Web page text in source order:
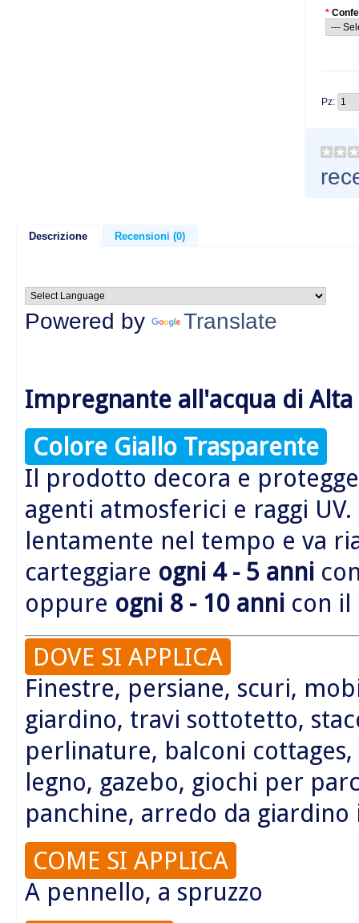
*
Pz:
Descrizione Recensioni (0)
Powered by Translate
Impregnante all'acqua di
Colore Giallo Trasparente
Il prodotto decora e
agenti atmosferici e raggi UV.
lentamente nel tempo e va
carteggiare ogni 4 - 5 anni
oppure ogni 8 - 10 anni con
DOVE SI APPLICA
Finestre, persiane, scuri,
giardino, travi sottotetto,
perlinature, balconi cottages,
legno, gazebo, giochi per
panchine, arredo da giardino
COME SI APPLICA
A pennello, a spruzzo